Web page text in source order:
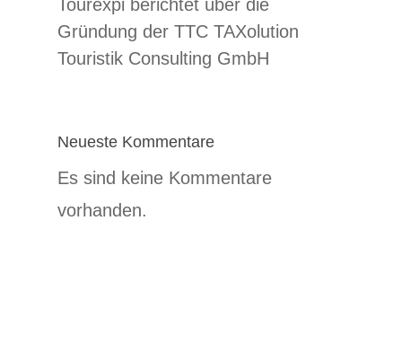
Tourexpi berichtet über die
Gründung der TTC TAXolution
Touristik Consulting GmbH
Neueste Kommentare
Es sind keine Kommentare
vorhanden.